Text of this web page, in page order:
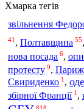
Хмарка тегів
звільнення
41 , Полтавщина 55,
нова посада 6,
протесту 9, Париж
Свириденко 1 ,
збірної Франції 1 ,